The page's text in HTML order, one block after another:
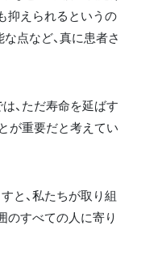
抑えられるというの
点など、真に患者さ
、ただ寿命を延ばす
が重要だと考えてい
と、私たちが取り組
のすべての人に寄り